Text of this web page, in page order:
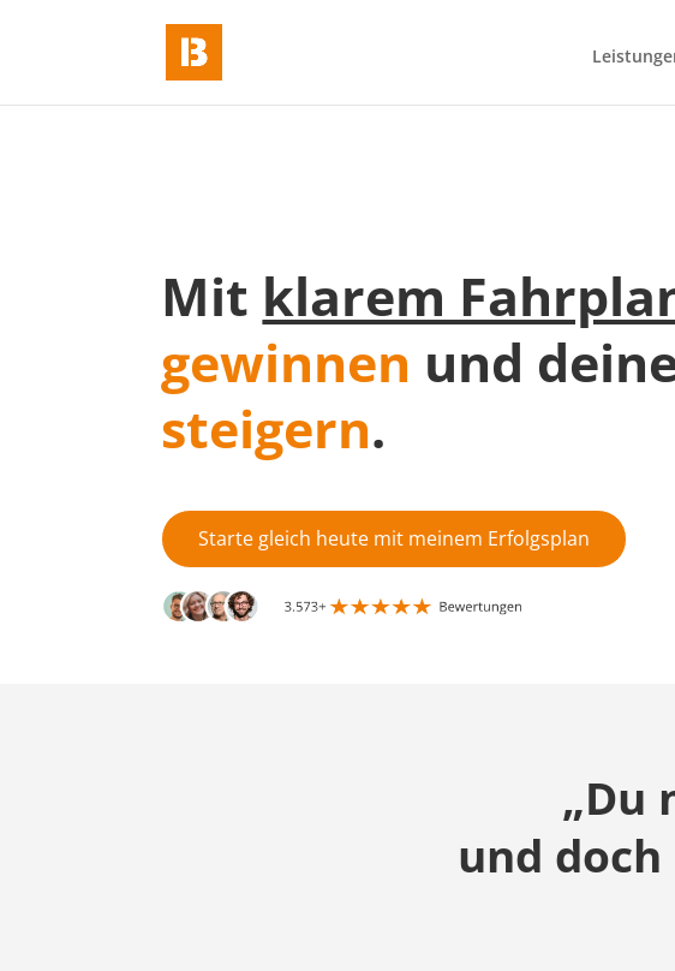
Mit klarem
gewinnen und
steigern.
Starte gleich heute mit meinem Erfolgsplan
„Du
und